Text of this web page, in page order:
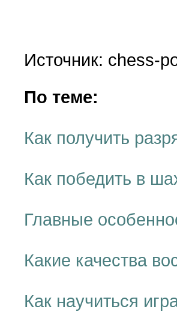
Источник: chess-
По теме:
Как получить
Как победить в
Главные
Какие качества
Как научиться